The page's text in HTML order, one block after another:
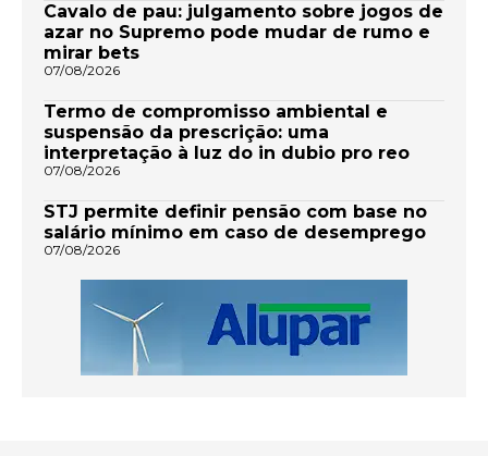
Cavalo de pau: julgamento sobre jogos de
azar no Supremo pode mudar de rumo e
mirar bets
07/08/2026
Termo de compromisso ambiental e
suspensão da prescrição: uma
interpretação à luz do in dubio pro reo
07/08/2026
STJ permite definir pensão com base no
salário mínimo em caso de desemprego
07/08/2026